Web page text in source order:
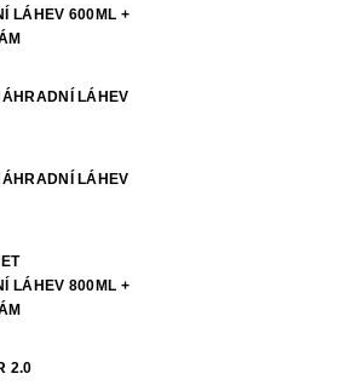
LÁHEV 600ML +
LÁHEV
LÁHEV
LÁHEV 800ML +
2.0